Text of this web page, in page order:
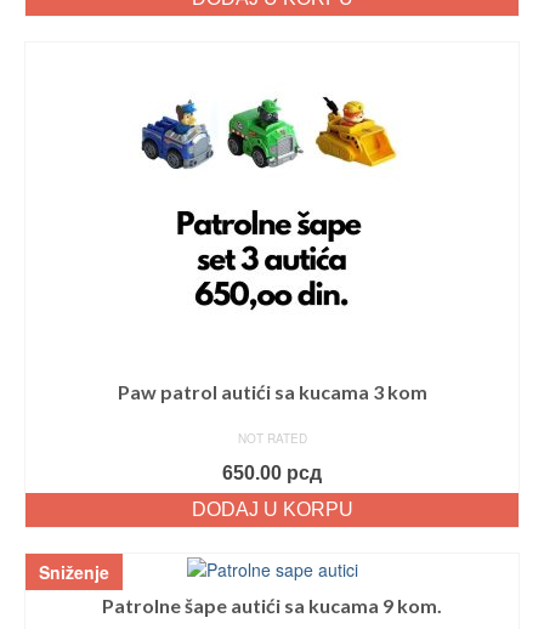
Paw patrol autići sa kucama 3 kom
NOT RATED
650.00 рсд
DODAJ U KORPU
Sniženje
Patrolne šape autići sa kucama 9 kom.